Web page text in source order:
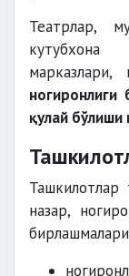
Театрлар,
кутубхона
ногиронлиги
қулай бўлиши
Ташкилотлар
назар,